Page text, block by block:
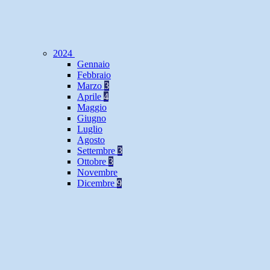
2024
Gennaio
Febbraio
Marzo 3
Aprile 4
Maggio
Giugno
Luglio
Agosto
Settembre 3
Ottobre 3
Novembre
Dicembre 9